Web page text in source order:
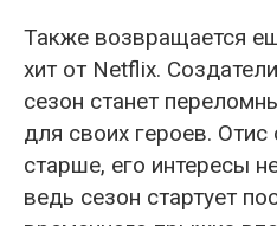
Также возвращается
хит от Netflix.
сезон станет
для своих героев. Отис
старше, его интересы
ведь сезон стартует